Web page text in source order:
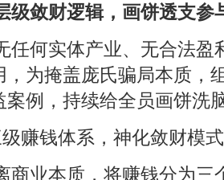
级敛财逻辑，画饼透支参
任何实体产业、无合法盈
，为掩盖庞氏骗局本质，
案例，持续给全员画饼洗
赚钱体系，神化敛财模式
商业本质，将赚钱分为三